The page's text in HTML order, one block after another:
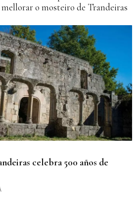
o mosteiro de Trandeiras
celebra 500 años de